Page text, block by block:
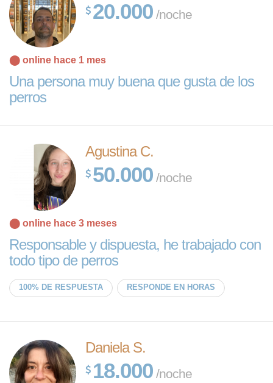
20.000 /noche
⬤ online hace 1 mes
Una persona muy buena que gusta de los
perros
Agustina C.
50.000 /noche
⬤ online hace 3 meses
Responsable y dispuesta, he trabajado con
todo tipo de perros
100% DE RESPUESTA RESPONDE EN HORAS
Daniela S.
18.000 /noche